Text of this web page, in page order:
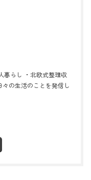
暮らし ・北欧式整理収
の生活のことを発信し